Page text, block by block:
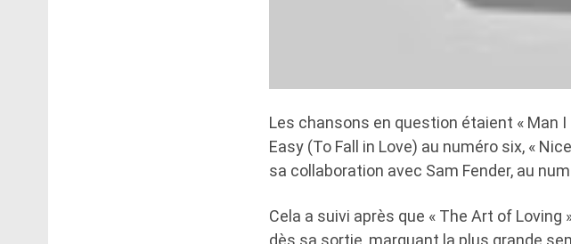
Les chansons en question étaient « Man I
Easy (To Fall in Love) au numéro six, «
sa collaboration avec Sam Fender, au
Cela a suivi après que « The Art of
dès sa sortie, marquant la plus grande